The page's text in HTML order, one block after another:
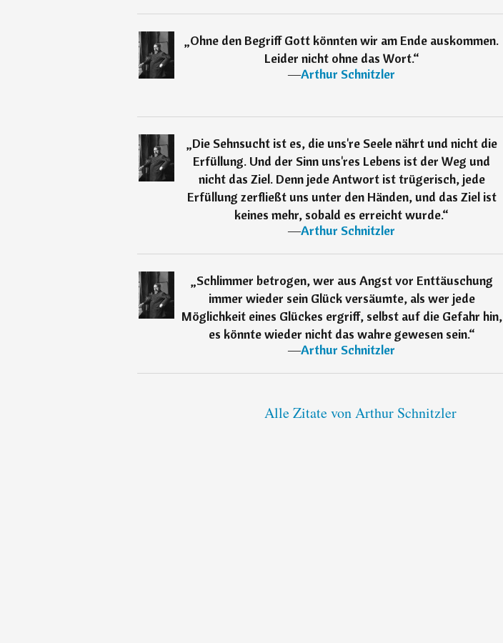
„Ohne den Begriff Gott könnten wir am Ende auskommen.
Leider nicht ohne das Wort.“
―Arthur Schnitzler
„Die Sehnsucht ist es, die uns're Seele nährt und nicht die
Erfüllung. Und der Sinn uns'res Lebens ist der Weg und
nicht das Ziel. Denn jede Antwort ist trügerisch, jede
Erfüllung zerfließt uns unter den Händen, und das Ziel ist
keines mehr, sobald es erreicht wurde.“
―Arthur Schnitzler
„Schlimmer betrogen, wer aus Angst vor Enttäuschung
immer wieder sein Glück versäumte, als wer jede
Möglichkeit eines Glückes ergriff, selbst auf die Gefahr hin,
es könnte wieder nicht das wahre gewesen sein.“
―Arthur Schnitzler
Alle Zitate von Arthur Schnitzler